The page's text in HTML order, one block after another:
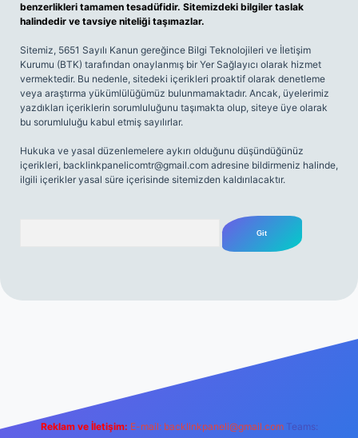
benzerlikleri tamamen tesadüfidir. Sitemizdeki bilgiler taslak
halindedir ve tavsiye niteliği taşımazlar.
Sitemiz, 5651 Sayılı Kanun gereğince Bilgi Teknolojileri ve İletişim
Kurumu (BTK) tarafından onaylanmış bir Yer Sağlayıcı olarak hizmet
vermektedir. Bu nedenle, sitedeki içerikleri proaktif olarak denetleme
veya araştırma yükümlülüğümüz bulunmamaktadır. Ancak, üyelerimiz
yazdıkları içeriklerin sorumluluğunu taşımakta olup, siteye üye olarak
bu sorumluluğu kabul etmiş sayılırlar.
Hukuka ve yasal düzenlemelere aykırı olduğunu düşündüğünüz
içerikleri, backlinkpanelicomtr@gmail.com adresine bildirmeniz halinde,
ilgili içerikler yasal süre içerisinde sitemizden kaldırılacaktır.
Reklam ve İletişim: E-mail: backlinkpaneli@gmail.com Teams: